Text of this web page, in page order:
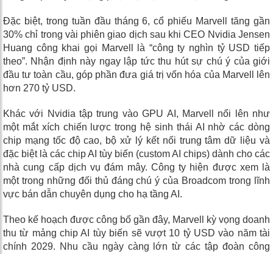
Đặc biệt, trong tuần đầu tháng 6, cổ phiếu Marvell tăng gần
30% chỉ trong vài phiên giao dịch sau khi CEO Nvidia Jensen
Huang công khai gọi Marvell là “công ty nghìn tỷ USD tiếp
theo”. Nhận định này ngay lập tức thu hút sự chú ý của giới
đầu tư toàn cầu, góp phần đưa giá trị vốn hóa của Marvell lên
hơn 270 tỷ USD.
Khác với Nvidia tập trung vào GPU AI, Marvell nổi lên như
một mắt xích chiến lược trong hệ sinh thái AI nhờ các dòng
chip mạng tốc độ cao, bộ xử lý kết nối trung tâm dữ liệu và
đặc biệt là các chip AI tùy biến (custom AI chips) dành cho các
nhà cung cấp dịch vụ đám mây. Công ty hiện được xem là
một trong những đối thủ đáng chú ý của Broadcom trong lĩnh
vực bán dẫn chuyên dụng cho hạ tầng AI.
Theo kế hoạch được công bố gần đây, Marvell kỳ vọng doanh
thu từ mảng chip AI tùy biến sẽ vượt 10 tỷ USD vào năm tài
chính 2029. Nhu cầu ngày càng lớn từ các tập đoàn công